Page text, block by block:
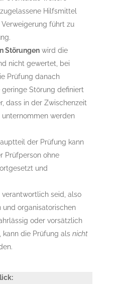
Hilfsmittel
führt zu
Störungenwird die
nicht gewertet, bei
Prüfung danach
Störung definiert
dass in der Zwischenzeit
unternommen werden
der Prüfung kann
Prüfperson ohne
und
seid, also
und organisatorischen
oder vorsätzlich
die Prüfung als nicht